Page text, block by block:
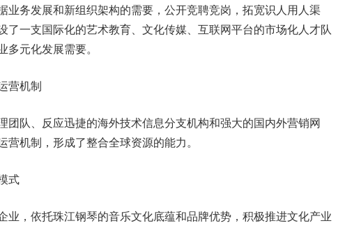
业务发展和新组织架构的需要，公开竞聘竞岗，拓宽识人用人渠
了一支国际化的艺术教育、文化传媒、互联网平台的市场化人才队
多元化发展需要。
营机制
队、反应迅捷的海外技术信息分支机构和强大的国内外营销网
营机制，形成了整合全球资源的能力。
式
，依托珠江钢琴的音乐文化底蕴和品牌优势，积极推进文化产业